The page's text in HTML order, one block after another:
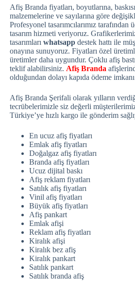
Afiş Branda fiyatları, boyutlarına,
malzemelerine ve sayılarına göre
Profesyonel tasarımcılarımız tarafından
tasarım hizmeti veriyoruz.
tasarımları whatsapp destek hattı ile
onayına sunuyoruz. Fiyatları özel
üretimler daha uygundur. Çoklu afiş
teklif alabilirsiniz. Afiş Branda
olduğundan dolayı kapıda ödeme
Afiş Branda Şerifali olarak yılların
tecrübelerimizle siz değerli
Türkiye’ye hızlı kargo ile gönderim
En ucuz afiş fiyatları
Emlak afiş fiyatları
Doğalgaz afiş fiyatları
Branda afiş fiyatları
Ucuz dijital baskı
Afiş reklam fiyatları
Satılık afiş fiyatları
Vinil afiş fiyatları
Büyük afiş fiyatları
Afiş pankart
Emlak afişi
Reklam afiş fiyatları
Kiralık afişi
Kiralık bez afiş
Kiralık pankart
Satılık pankart
Satılık branda afiş